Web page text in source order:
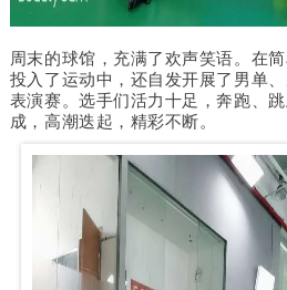
周末的球馆，充满了欢声笑语。在
投入了运动中，还自发开展了男单
表演赛。选手们活力十足，奔跑、
成，高潮迭起，精彩不断。